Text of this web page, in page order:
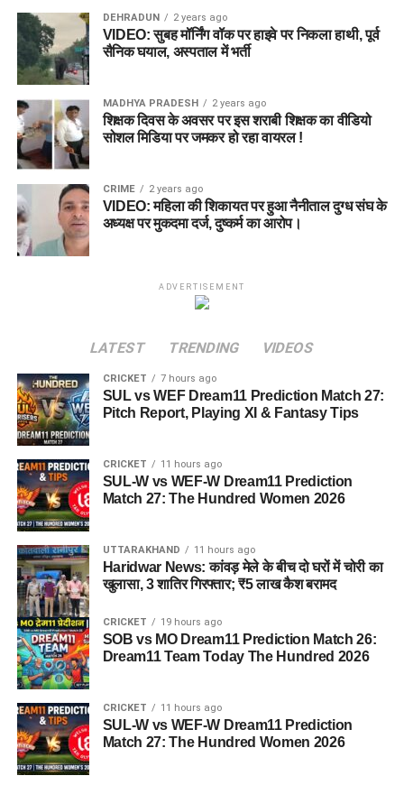
DEHRADUN 2 years ago
VIDEO: सुबह मॉर्निंग वॉक पर हाइवे पर निकला हाथी, पूर्व
सैनिक घयाल, अस्पताल में भर्ती
MADHYA PRADESH 2 years ago
शिक्षक दिवस के अवसर पर इस शराबी शिक्षक का वीडियो
सोशल मिडिया पर जमकर हो रहा वायरल !
CRIME 2 years ago
VIDEO: महिला की शिकायत पर हुआ नैनीताल दुग्ध संघ के
अध्यक्ष पर मुकदमा दर्ज, दुष्कर्म का आरोप।
ADVERTISEMENT
LATEST TRENDING VIDEOS
CRICKET 7 hours ago
SUL vs WEF Dream11 Prediction Match 27:
Pitch Report, Playing XI & Fantasy Tips
CRICKET 11 hours ago
SUL-W vs WEF-W Dream11 Prediction
Match 27: The Hundred Women 2026
UTTARAKHAND 11 hours ago
Haridwar News: कांवड़ मेले के बीच दो घरों में चोरी का
खुलासा, 3 शातिर गिरफ्तार; ₹5 लाख कैश बरामद
CRICKET 19 hours ago
SOB vs MO Dream11 Prediction Match 26:
Dream11 Team Today The Hundred 2026
CRICKET 11 hours ago
SUL-W vs WEF-W Dream11 Prediction
Match 27: The Hundred Women 2026